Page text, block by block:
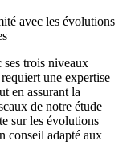
avec les évolutions
ses trois niveaux
une expertise
en assurant la
de notre étude
sur les évolutions
conseil adapté aux